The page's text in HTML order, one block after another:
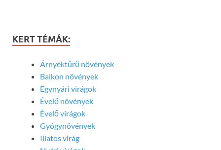
KERT TÉMÁK:
Árnyéktűrő növények
Balkon növények
Egynyári virágok
Évelő növények
Évelő virágok
Gyógynövények
Illatos virág